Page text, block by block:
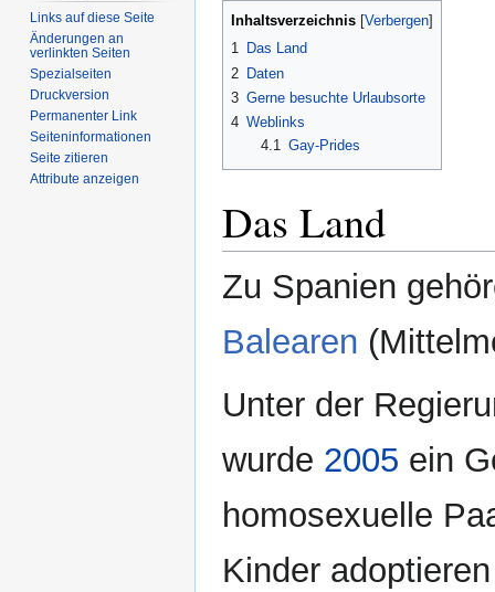
Inhaltsverzeichnis
1 Das Land
2 Daten
3 Gerne besuchte Urlaubsorte
4 Weblinks
4.1 Gay-Prides
Das Land
Zu Spanien
Balearen
Unter der
wurde 2005 ein
homosexuelle
Kinder
Links auf diese Seite
Änderungen an
verlinkten Seiten
Spezialseiten
Druckversion
Permanenter Link
Seiten­­informationen
Seite zitieren
Attribute anzeigen